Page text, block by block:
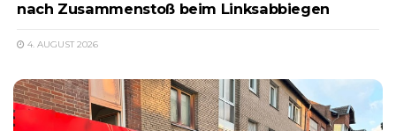
nach Zusammenstoß beim Linksabbiegen
4. AUGUST 2026